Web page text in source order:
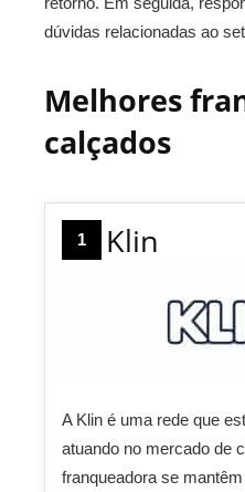
dúvidas relacionadas ao
Melhores
calçados
1 Klin
A Klin é uma rede que
atuando no mercado de
franqueadora se